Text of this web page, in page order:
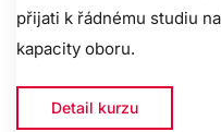
přijati k řádnému studiu
kapacity oboru.
Detail kurzu